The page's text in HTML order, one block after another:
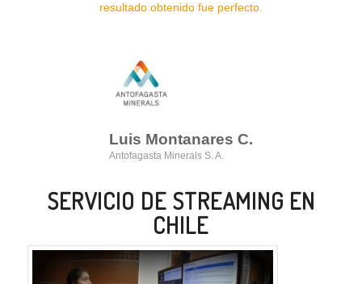
resultado obtenido fue perfecto.
Luis Montanares C.
Antofagasta Minerals S. A.
SERVICIO DE STREAMING EN
CHILE